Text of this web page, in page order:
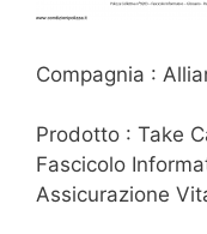
Compagnia :
Prodotto : Take
Fascicolo
Assicurazione